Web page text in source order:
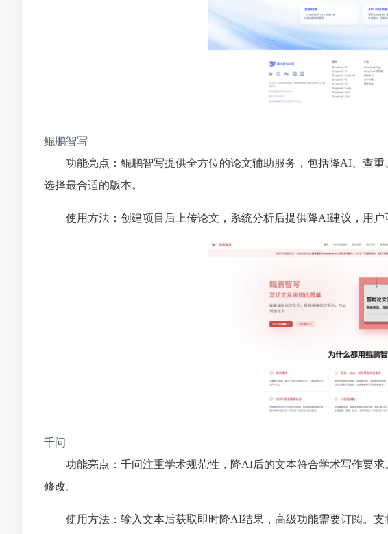
鲲鹏智写
功能亮点：鲲鹏智写提供全方位的论文辅助服务，包括降AI、查
选择最合适的版本。
使用方法：创建项目后上传论文，系统分析后提供降AI建议，用户
千问
功能亮点：千问注重学术规范性，降AI后的文本符合学术写作要
修改。
使用方法：输入文本后获取即时降AI结果，高级功能需要订阅。